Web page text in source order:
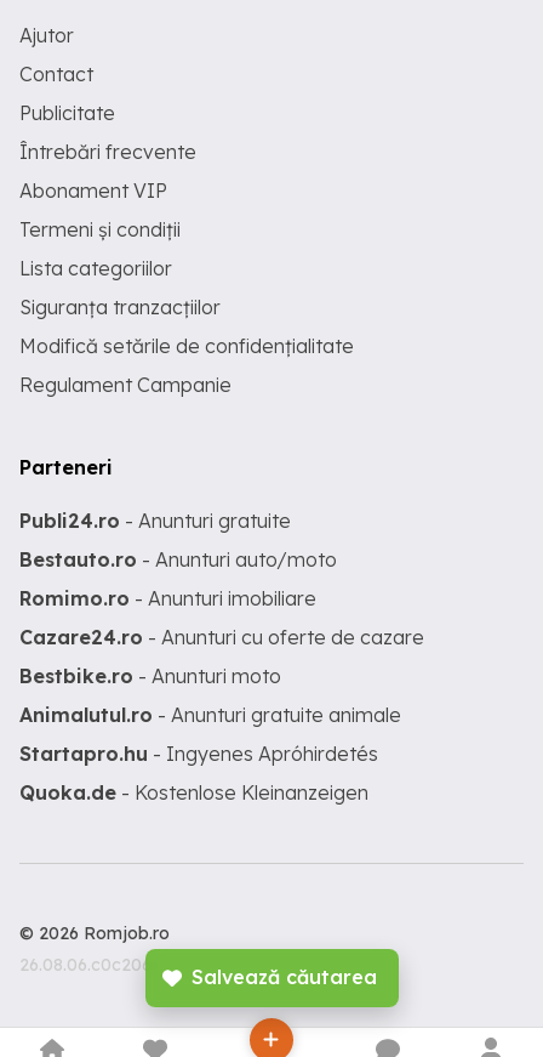
Salvează căutarea
Ajutor
Contact
Publicitate
Întrebări frecvente
Abonament VIP
Termeni și condiții
Lista categoriilor
Siguranța tranzacțiilor
Modifică setările de confidențialitate
Regulament Campanie
Parteneri
Publi24.ro - Anunturi gratuite
Bestauto.ro - Anunturi auto/moto
Romimo.ro - Anunturi imobiliare
Cazare24.ro - Anunturi cu oferte de cazare
Bestbike.ro - Anunturi moto
Animalutul.ro - Anunturi gratuite animale
Startapro.hu - Ingyenes Apróhirdetés
Quoka.de - Kostenlose Kleinanzeigen
© 2026 Romjob.ro
26.08.06.c0c206c